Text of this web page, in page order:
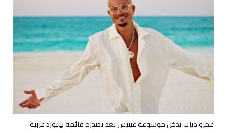
عمرو دياب يدخل موسوعة غينيس بعد تصدره قائمة بيلبورد عربية